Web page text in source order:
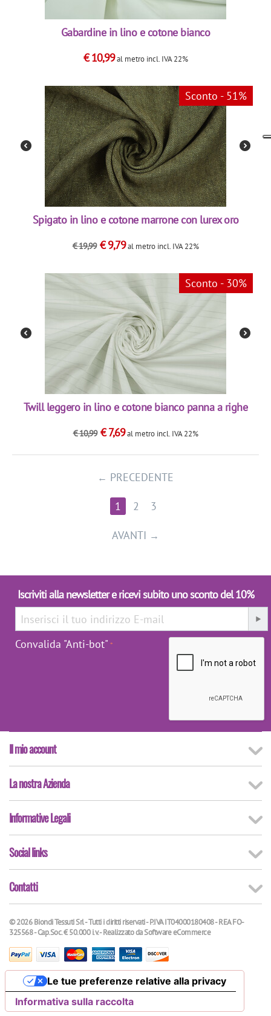
Gabardine in lino e cotone bianco
€10,99 al metro incl. IVA 22%
Sconto - 51%
Spigato in lino e cotone marrone con lurex oro
€19,99 €9,79 al metro incl. IVA 22%
Sconto - 30%
Twill leggero in lino e cotone bianco panna a righe
€10,99 €7,69 al metro incl. IVA 22%
PRECEDENTE
1 2 3
AVANTI
Iscriviti alla newsletter e ricevi subito uno sconto del 10%
Convalida "Anti-bot"
Il mio account
La nostra Azienda
Informative Legali
Social links
Contatti
© 2026 Biondi Tessuti Srl - Tutti i diritti riservati - P.IVA IT04000180408 - REA FO-
325568 - Cap.Soc. € 50.000 i.v. - Realizzato daSoftware eCommerce
Informativa sulla raccolta
Le tue preferenze relative alla privacy